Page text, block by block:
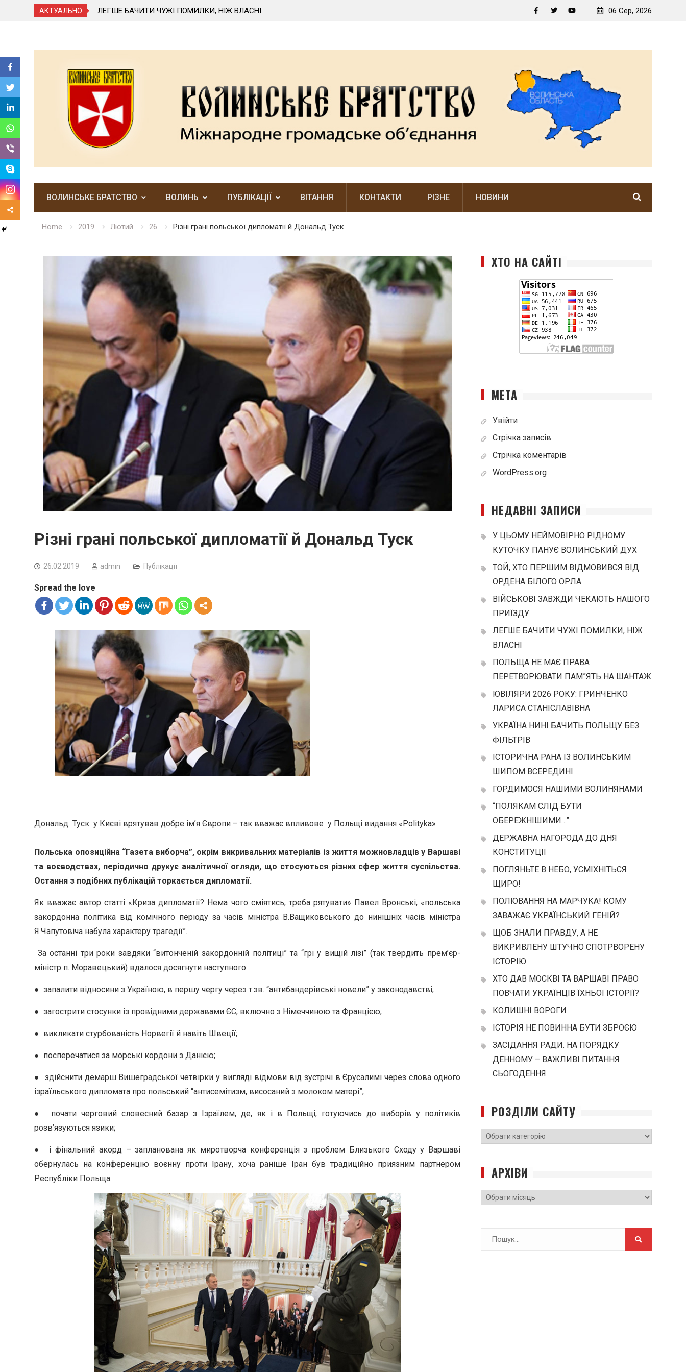
АКТУАЛЬНО
НАШОГО ПРИЇЗДУ ЛЕГШЕ БАЧИТИ ЧУЖІ ПОМИЛКИ, НІЖ ВЛАСНІ 06 Сер, 2026
content
ВОЛИНСЬКЕ БРАТСТВО ВОЛИНЬ ПУБЛІКАЦІЇ ВІТАННЯ КОНТАКТИ РІЗНЕ НОВИНИ
Home 2019 Лютий 26 Різні грані польської дипломатії й Дональд Туск
Різні грані польської дипломатії й Дональд Туск
26.02.2019 admin Публікації
Spread the love
Дональд Туск у Києві врятував добре ім’я Європи – так вважає впливове у Польщі видання «Polityka»
Польська опозиційна “Газета виборча”, окрім викривальних матеріалів із життя можновладців у Варшаві
та воєводствах, періодично друкує аналітичної огляди, що стосуються різних сфер життя суспільства.
Остання з подібних публікацій торкається дипломатії.
Як вважає автор статті «Криза дипломатії? Нема чого сміятись, треба рятувати» Павел Вронські, «польська
закордонна політика від комічного періоду за часів міністра В.Ващиковського до нинішніх часів міністра
Я.Чапутовіча набула характеру трагедії”.
За останні три роки завдяки “витонченій закордонній політиці” та “грі у вищій лізі” (так твердить прем’єр-
міністр п. Моравецький) вдалося досягнути наступного:
● запалити відносини з Україною, в першу чергу через т.зв. “антибандерівські новели” у законодавстві;
● загострити стосунки із провідними державами ЄС, включно з Німеччиною та Францією;
● викликати стурбованість Норвегії й навіть Швеції;
● посперечатися за морські кордони з Данією;
● здійснити демарш Вишеградської четвірки у вигляді відмови від зустрічі в Єрусалимі через слова одного
ізраїльського дипломата про польський “антисемітизм, висосаний з молоком матері”;
● почати черговий словесний базар з Ізраїлем, де, як і в Польщі, готуючись до виборів у політиків
розв’язуються язики;
● і фінальний акорд – запланована як миротворча конференція з проблем Близького Сходу у Варшаві
обернулась на конференцію воєнну проти Ірану, хоча раніше Іран був традиційно приязним партнером
Республіки Польща.
ХТО НА САЙТІ
МЕТА
Увійти
Стрічка записів
Стрічка коментарів
WordPress.org
НЕДАВНІ ЗАПИСИ
У ЦЬОМУ НЕЙМОВІРНО РІДНОМУ
КУТОЧКУ ПАНУЄ ВОЛИНСЬКИЙ ДУХ
ТОЙ, ХТО ПЕРШИМ ВІДМОВИВСЯ ВІД
ОРДЕНА БІЛОГО ОРЛА
ВІЙСЬКОВІ ЗАВЖДИ ЧЕКАЮТЬ НАШОГО
ПРИЇЗДУ
ЛЕГШЕ БАЧИТИ ЧУЖІ ПОМИЛКИ, НІЖ
ВЛАСНІ
ПОЛЬЩА НЕ МАЄ ПРАВА
ПЕРЕТВОРЮВАТИ ПАМ”ЯТЬ НА ШАНТАЖ
ЮВІЛЯРИ 2026 РОКУ: ГРИНЧЕНКО
ЛАРИСА СТАНІСЛАВІВНА
УКРАЇНА НИНІ БАЧИТЬ ПОЛЬЩУ БЕЗ
ФІЛЬТРІВ
ІСТОРИЧНА РАНА ІЗ ВОЛИНСЬКИМ
ШИПОМ ВСЕРЕДИНІ
ГОРДИМОСЯ НАШИМИ ВОЛИНЯНАМИ
“ПОЛЯКАМ СЛІД БУТИ
ОБЕРЕЖНІШИМИ…”
ДЕРЖАВНА НАГОРОДА ДО ДНЯ
КОНСТИТУЦІЇ
ПОГЛЯНЬТЕ В НЕБО, УСМІХНІТЬСЯ
ЩИРО!
ПОЛЮВАННЯ НА МАРЧУКА! КОМУ
ЗАВАЖАЄ УКРАЇНСЬКИЙ ГЕНІЙ?
ЩОБ ЗНАЛИ ПРАВДУ, А НЕ
ВИКРИВЛЕНУ ШТУЧНО СПОТРВОРЕНУ
ІСТОРІЮ
ХТО ДАВ МОСКВІ ТА ВАРШАВІ ПРАВО
ПОВЧАТИ УКРАЇНЦІВ ЇХНЬОЇ ІСТОРІЇ?
КОЛИШНІ ВОРОГИ
ІСТОРІЯ НЕ ПОВИННА БУТИ ЗБРОЄЮ
ЗАСІДАННЯ РАДИ. НА ПОРЯДКУ
ДЕННОМУ – ВАЖЛИВІ ПИТАННЯ
СЬОГОДЕННЯ
РОЗДІЛИ САЙТУ
РОЗДІЛИ
АРХІВИ
Архіви
Search